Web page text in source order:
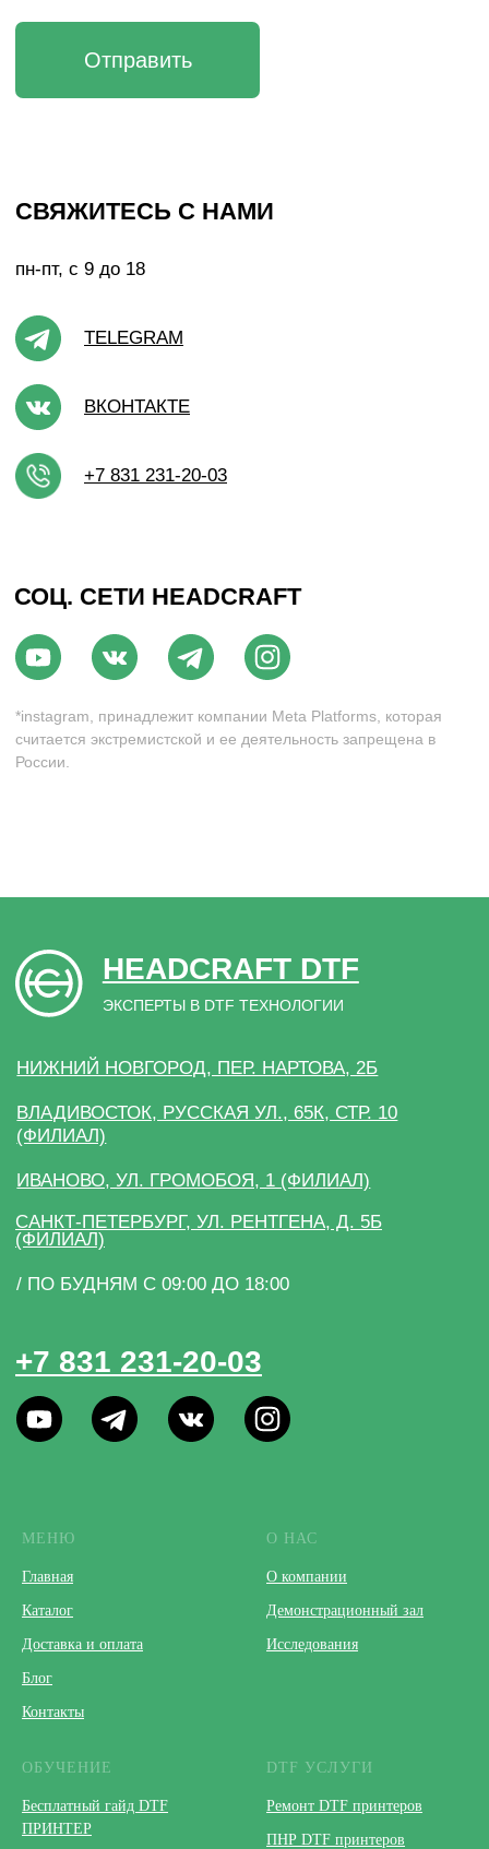
МЕНЮ
Главная
Каталог
Доставка и оплата
Блог
Контакты
О НАС
О компании
Демонстрационный зал
Исследования
ОБУЧЕНИЕ
Бесплатный гайд DTF
ПРИНТЕР
DTF УСЛУГИ
Ремонт DTF принтеров
ПНР DTF принтеров
Согласие на обработку персональных данных
Договор оферты
© 2025 HEADCRAFT
Реквизиты
Разработка сайта
Политика конфиденциальности
*instagram, принадлежит компании Meta Platforms, которая
считается экстремистской и ее деятельность запрещена в
России.